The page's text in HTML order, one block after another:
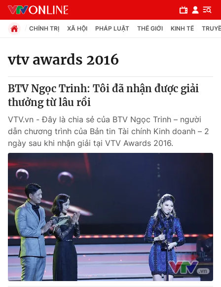
Chuyên mục
Chính trị
Xã hội
Pháp luật
Y tế
Thế giới
Tin tức
Thế giới đó đây
Câu chuyện quốc tế
Kinh tế
Tài chính
Thị trường
Dữ liệu và đời sống
CHÍNH TRỊ XÃ HỘI PHÁP LUẬT THẾ GIỚI KINH TẾ
vtv awards 2016
BTV Ngọc Trinh: Tôi đã nhận được giải
thưởng từ lâu rồi
VTV.vn - Đây là chia sẻ của BTV Ngọc Trinh – người
dẫn chương trình của Bản tin Tài chính Kinh doanh – 2
ngày sau khi nhận giải tại VTV Awards 2016.